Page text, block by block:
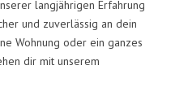
langjährigen Erfahrung
und zuverlässig an dein
Wohnung oder ein ganzes
dir mit unserem